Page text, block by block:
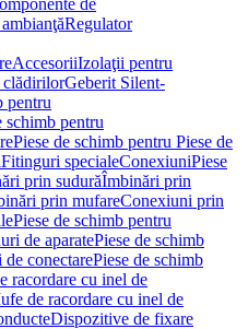
de
Regulator
AccesoriiIzolaţii pentru
clădirilorGeberit Silent-
pentru
schimb pentru
Piese de schimb pentru Piese de
Fitinguri specialeConexiuniPiese
prin sudurăÎmbinări prin
prin mufareConexiuni prin
Piese de schimb pentru
de aparatePiese de schimb
de conectarePiese de schimb
racordare cu inel de
de racordare cu inel de
Dispozitive de fixare